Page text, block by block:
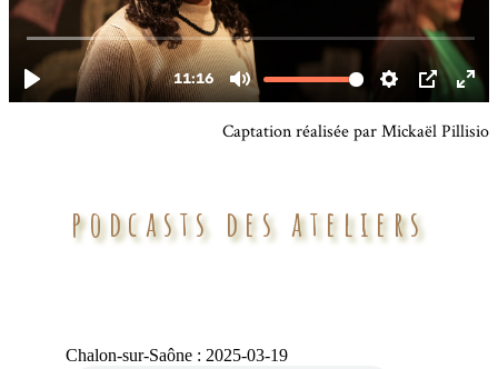
Captation réalisée par Mickaël Pillisio
podcasts des ateliers
Chalon-sur-Saône : 2025-03-19